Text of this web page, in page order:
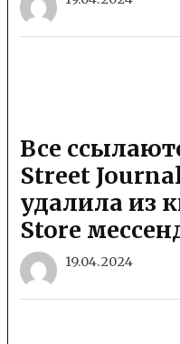
Все
Street
удалила из
Store
19.04.2024